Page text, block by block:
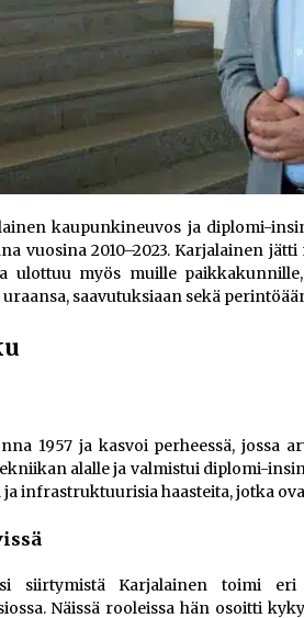
kaupunkineuvos ja diplomi-
vuosina 2010–2023. Karjalainen
ulottuu myös muille
saavutuksiaan sekä
1957 ja kasvoi perheessä, jossa
alalle ja valmistui diplomi-
infrastruktuurisia haasteita, jotka
siirtymistä Karjalainen toimi
Näissä rooleissa hän osoitti